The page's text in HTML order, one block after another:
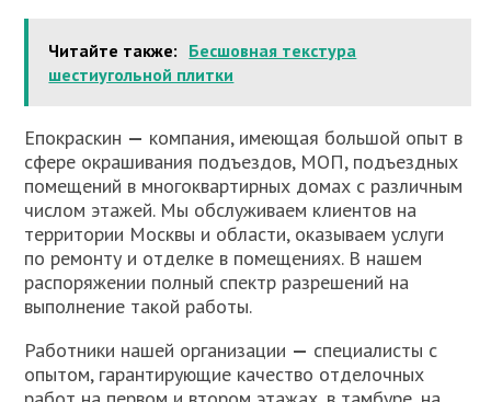
Читайте также: Бесшовная текстура
шестиугольной плитки
Епокраскин — компания, имеющая большой опыт в
сфере окрашивания подъездов, МОП, подъездных
помещений в многоквартирных домах с различным
числом этажей. Мы обслуживаем клиентов на
территории Москвы и области, оказываем услуги
по ремонту и отделке в помещениях. В нашем
распоряжении полный спектр разрешений на
выполнение такой работы.
Работники нашей организации — специалисты с
опытом, гарантирующие качество отделочных